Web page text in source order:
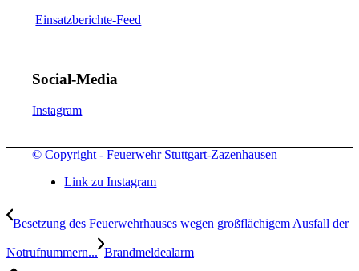
Einsatzberichte-Feed
Social-Media
Instagram
© Copyright - Feuerwehr Stuttgart-Zazenhausen
Link zu Instagram
Besetzung des Feuerwehrhauses wegen großflächigem Ausfall der
Notrufnummern... Brandmeldealarm